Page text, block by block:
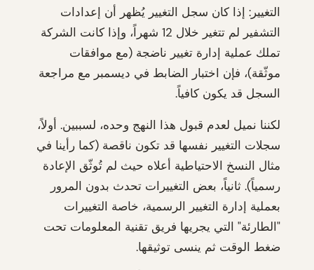
التغيير: إذا كان سجل التغيير يُظهر أن إعدادات
التشفير لم تتغير خلال 12 شهراً، وإذا كانت الشركة
تملك عملية إدارة تغيير ناضجة (مع موافقات
موثّقة)، فإن اختبار الضابط في ديسمبر مع مراجعة
السجل قد يكون كافياً.
لكننا نميل لعدم قبول هذا النهج وحده، لسببين. أولاً،
سجلات التغيير نفسها قد تكون ناقصة (كما رأينا في
مثال النسخ الاحتياطية أعلاه حيث لم تُوثّق الإعادة
رسمياً). ثانياً، بعض التغييرات تحدث بدون المرور
بعملية إدارة التغيير الرسمية، خاصة التغييرات
"الطارئة" التي يجريها فريق تقنية المعلومات تحت
ضغط الوقت ثم ينسى توثيقها.